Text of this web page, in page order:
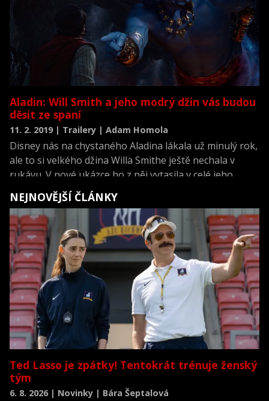
Aladin: Will Smith a jeho modrý džin vás budou
děsit ze spaní
11. 2. 2019 | Trailery | Adam Homola
Disney nás na chystaného Aladina lákala už minulý rok,
ale to si velkého džina Willa Smithe ještě nechala v
rukávu. V nové ukázce ho z něj vytasila v celé jeho
kráse a teda...
NEJNOVĚJŠÍ ČLÁNKY
Ted Lasso je zpátky! Tentokrát trénuje ženský
tým
6. 8. 2026 | Novinky | Bára Šeptalová